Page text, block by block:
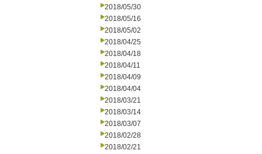
2018/05/30
2018/05/16
2018/05/02
2018/04/25
2018/04/18
2018/04/11
2018/04/09
2018/04/04
2018/03/21
2018/03/14
2018/03/07
2018/02/28
2018/02/21